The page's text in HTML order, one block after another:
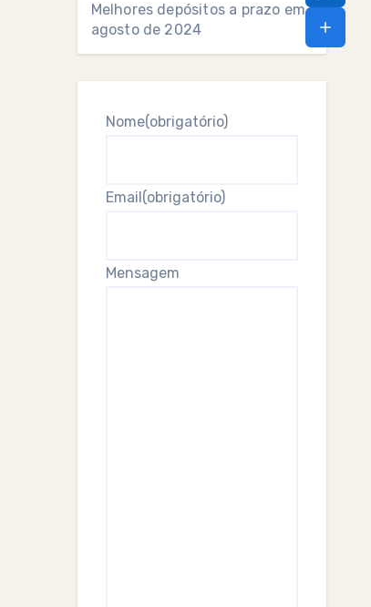
Melhores depósitos a prazo em
agosto de 2024
Nome(obrigatório)
Email(obrigatório)
Mensagem